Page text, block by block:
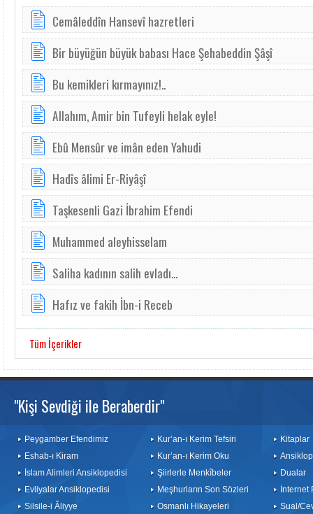
Cemâleddîn Hansevî hazretleri
Bir büyüğün büyük babası Hace Şehabeddin Şâşî
Bu kemikleri kırmayınız!..
Al­lahım, A­mir bin ­Tu­feyli he­lak ey­le!
Ebû Mensûr ve imân e­den Ya­hu­di
Hadîs âlimi Er-Riyâşî
Taşkesenli Gazi İbrahim Efendi
Muhammed aleyhisselam
Saliha kadının salih evladı...
Hafız ve fakih İbn-i Receb
Tüm İçerikler
"Kişi Sevdiği ile Beraberdir"
Peygamber Efendimiz
Eshab-ı Kiram
İslam Alimleri Ansiklopedisi
Evliyalar Ansiklopedisi
Silsile-i Âliyye
Kur’an-ı Kerim Tefsiri
Kur’an-ı Kerim Oku
Şiirlerle Menkîbeler
Meşhurların Son Sözleri
Osmanlı Hikayeleri
Kitaplar
Dualar
İnternet
Sual/